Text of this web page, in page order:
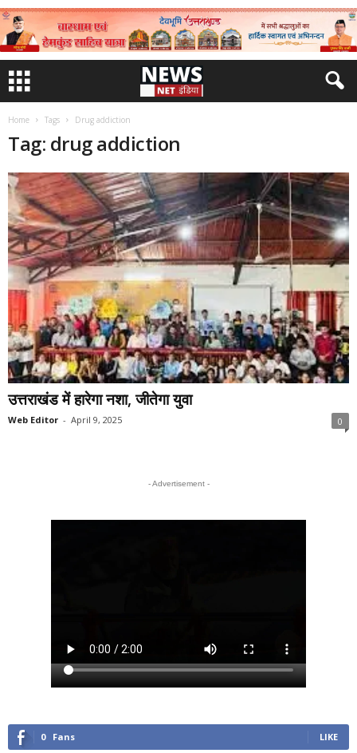
Home Tags Drug addiction
Tag: drug addiction
उत्तराखंड में हारेगा नशा, जीतेगा युवा
Web Editor - April 9, 2025 0
- Advertisement -
0 Fans LIKE